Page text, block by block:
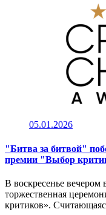
05.01.2026
"Битва за битвой"
премии "Выбор
В воскресенье
торжественная
критиков».